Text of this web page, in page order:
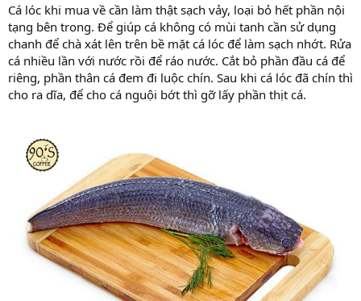
Cá lóc khi mua về cần làm thật sạch vảy, loại bỏ hết phần nội
tạng bên trong. Để giúp cá không có mùi tanh cần sử dụng
chanh để chà xát lên trên bề mặt cá lóc để làm sạch nhớt. Rửa
cá nhiều lần với nước rồi để ráo nước. Cắt bỏ phần đầu cá để
riêng, phần thân cá đem đi luộc chín. Sau khi cá lóc đã chín thì
cho ra dĩa, để cho cá nguội bớt thì gỡ lấy phần thịt cá.